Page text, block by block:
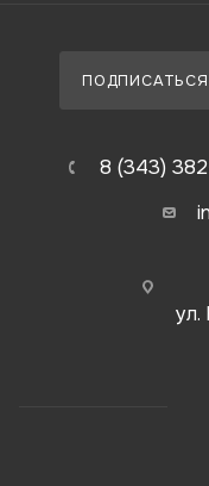
8 (343)
ул.